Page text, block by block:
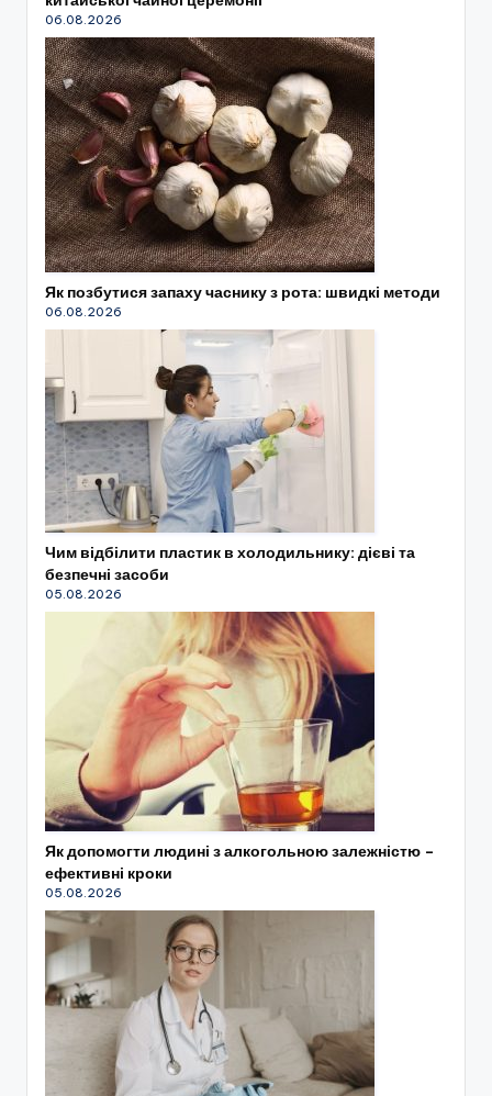
06.08.2026
Як позбутися запаху часнику з рота: швидкі методи
06.08.2026
Чим відбілити пластик в холодильнику: дієві та
безпечні засоби
05.08.2026
Як допомогти людині з алкогольною залежністю –
ефективні кроки
05.08.2026